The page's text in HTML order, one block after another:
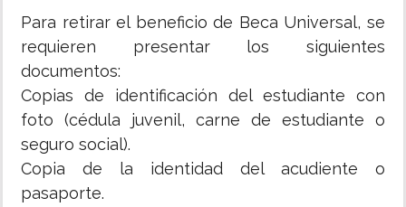
Para retirar el beneficio de Beca Universal, se
requieren presentar los siguientes
documentos:
Copias de identificación del estudiante con
foto (cédula juvenil, carne de estudiante o
seguro social).
Copia de la identidad del acudiente o
pasaporte.